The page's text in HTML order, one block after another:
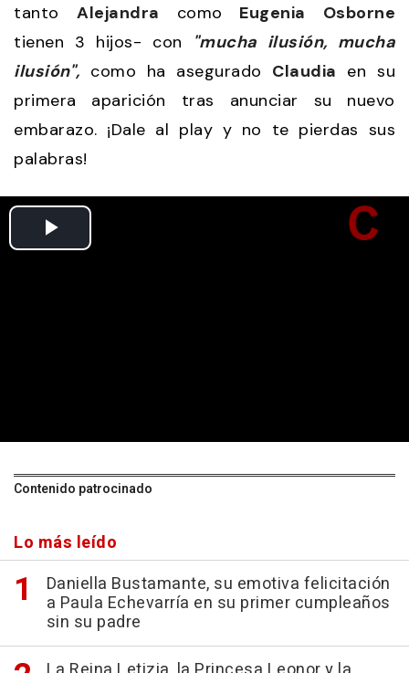
tantoAlejandra como Eugenia Osborne
tienen 3 hijos- con "mucha ilusión, mucha
ilusión", como ha asegurado Claudia en su
primera aparición tras anunciar su nuevo
embarazo. ¡Dale al play y no te pierdas sus
palabras!
Contenido patrocinado
Lo más leído
Daniella Bustamante, su emotiva felicitación
a Paula Echevarría en su primer cumpleaños
sin su padre